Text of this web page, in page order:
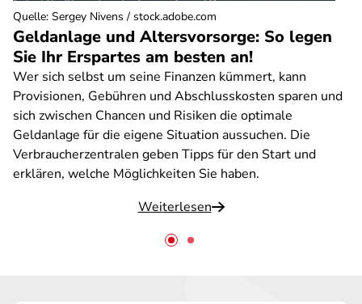
Geldanlage und Altersvorsorge: So legen
Sie Ihr Erspartes am besten an!
Wer sich selbst um seine Finanzen kümmert, kann
Provisionen, Gebühren und Abschlusskosten sparen und
sich zwischen Chancen und Risiken die optimale
Geldanlage für die eigene Situation aussuchen. Die
Verbraucherzentralen geben Tipps für den Start und
erklären, welche Möglichkeiten Sie haben.
Weiterlesen
Quelle: Sergey Nivens / stock.adobe.com